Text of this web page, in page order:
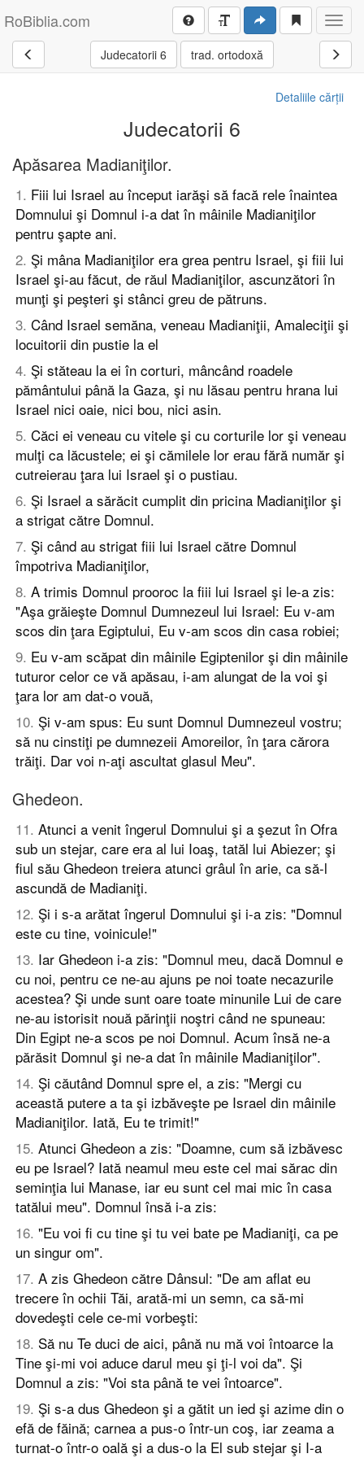
RoBiblia.com
Judecatorii 6 trad. ortodoxă
Detaliile cărții
Judecatorii 6
Apăsarea Madianiţilor.
1. Fiii lui Israel au început iarăşi să facă rele înaintea
Domnului şi Domnul i-a dat în mâinile Madianiţilor
pentru şapte ani.
2. Şi mâna Madianiţilor era grea pentru Israel, şi fiii lui
Israel şi-au făcut, de răul Madianiţilor, ascunzători în
munţi şi peşteri şi stânci greu de pătruns.
3. Când Israel semăna, veneau Madianiţii, Amaleciţii şi
locuitorii din pustie la el
4. Şi stăteau la ei în corturi, mâncând roadele
pământului până la Gaza, şi nu lăsau pentru hrana lui
Israel nici oaie, nici bou, nici asin.
5. Căci ei veneau cu vitele şi cu corturile lor şi veneau
mulţi ca lăcustele; ei şi cămilele lor erau fără număr şi
cutreierau ţara lui Israel şi o pustiau.
6. Şi Israel a sărăcit cumplit din pricina Madianiţilor şi
a strigat către Domnul.
7. Şi când au strigat fiii lui Israel către Domnul
împotriva Madianiţilor,
8. A trimis Domnul prooroc la fiii lui Israel şi le-a zis:
"Aşa grăieşte Domnul Dumnezeul lui Israel: Eu v-am
scos din ţara Egiptului, Eu v-am scos din casa robiei;
9. Eu v-am scăpat din mâinile Egiptenilor şi din mâinile
tuturor celor ce vă apăsau, i-am alungat de la voi şi
ţara lor am dat-o vouă,
10. Şi v-am spus: Eu sunt Domnul Dumnezeul vostru;
să nu cinstiţi pe dumnezeii Amoreilor, în ţara cărora
trăiţi. Dar voi n-aţi ascultat glasul Meu".
Ghedeon.
11. Atunci a venit îngerul Domnului şi a şezut în Ofra
sub un stejar, care era al lui Ioaş, tatăl lui Abiezer; şi
fiul său Ghedeon treiera atunci grâul în arie, ca să-l
ascundă de Madianiţi.
12. Şi i s-a arătat îngerul Domnului şi i-a zis: "Domnul
este cu tine, voinicule!"
13. Iar Ghedeon i-a zis: "Domnul meu, dacă Domnul e
cu noi, pentru ce ne-au ajuns pe noi toate necazurile
acestea? Şi unde sunt oare toate minunile Lui de care
ne-au istorisit nouă părinţii noştri când ne spuneau:
Din Egipt ne-a scos pe noi Domnul. Acum însă ne-a
părăsit Domnul şi ne-a dat în mâinile Madianiţilor".
14. Şi căutând Domnul spre el, a zis: "Mergi cu
această putere a ta şi izbăveşte pe Israel din mâinile
Madianiţilor. Iată, Eu te trimit!"
15. Atunci Ghedeon a zis: "Doamne, cum să izbăvesc
eu pe Israel? Iată neamul meu este cel mai sărac din
seminţia lui Manase, iar eu sunt cel mai mic în casa
tatălui meu". Domnul însă i-a zis:
16. "Eu voi fi cu tine şi tu vei bate pe Madianiţi, ca pe
un singur om".
17. A zis Ghedeon către Dânsul: "De am aflat eu
trecere în ochii Tăi, arată-mi un semn, ca să-mi
dovedeşti cele ce-mi vorbeşti:
18. Să nu Te duci de aici, până nu mă voi întoarce la
Tine şi-mi voi aduce darul meu şi ţi-l voi da". Şi
Domnul a zis: "Voi sta până te vei întoarce".
19. Şi s-a dus Ghedeon şi a gătit un ied şi azime din o
efă de făină; carnea a pus-o într-un coş, iar zeama a
turnat-o într-o oală şi a dus-o la El sub stejar şi I-a